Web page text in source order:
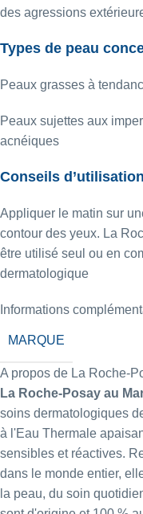
des agressions
Types de peau
Peaux grasses à
Peaux sujettes aux
acnéiques
Conseils
Appliquer le matin sur
contour des yeux. La
être utilisé seul ou en
dermatologique
Informations
MARQUE
A propos de La Roche-
La Roche-Posay au
soins dermatologiques
à l'Eau Thermale
sensibles et réactives.
dans le monde entier,
la peau, du soin